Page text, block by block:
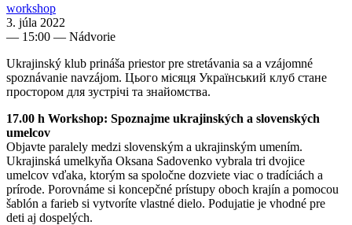
workshop
3. júla 2022
— 15:00 — Nádvorie
Ukrajinský klub prináša priestor pre stretávania sa a vzájomné
spoznávanie navzájom. Цього місяця Український клуб стане
простором для зустрічі та знайомства.
17.00 h Workshop: Spoznajme ukrajinských a slovenských
umelcov
Objavte paralely medzi slovenským a ukrajinským umením.
Ukrajinská umelkyňa Oksana Sadovenko vybrala tri dvojice
umelcov vďaka, ktorým sa spoločne dozviete viac o tradíciách a
prírode. Porovnáme si koncepčné prístupy oboch krajín a pomocou
šablón a farieb si vytvoríte vlastné dielo. Podujatie je vhodné pre
deti aj dospelých.